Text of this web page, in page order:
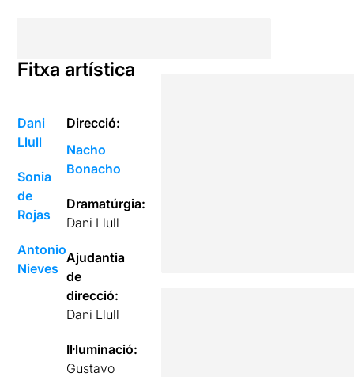
Fitxa artística
Dani
Llull
Sonia
de
Rojas
Antonio
Nieves
Direcció:
Nacho
Bonacho
Dramatúrgia:
Dani Llull
Ajudantia
de
direcció:
Dani Llull
Il·luminació:
Gustavo